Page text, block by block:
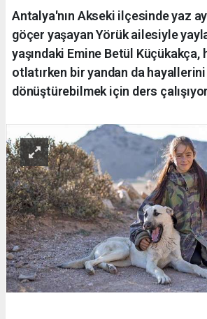
Antalya'nın Akseki ilçesinde yaz
göçer yaşayan Yörük ailesiyle
yaşındaki Emine Betül Küçükakça,
otlatırken bir yandan da
dönüştürebilmek için ders